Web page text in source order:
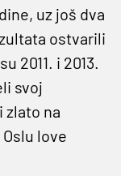
uz još dva
ostvarili
2011. i 2013.
svoj
zlato na
love